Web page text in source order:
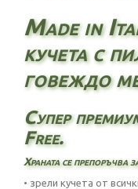
Made in
кучета с
говеждо
Супер
Free.
Храната се препоръчва
• зрели кучета от